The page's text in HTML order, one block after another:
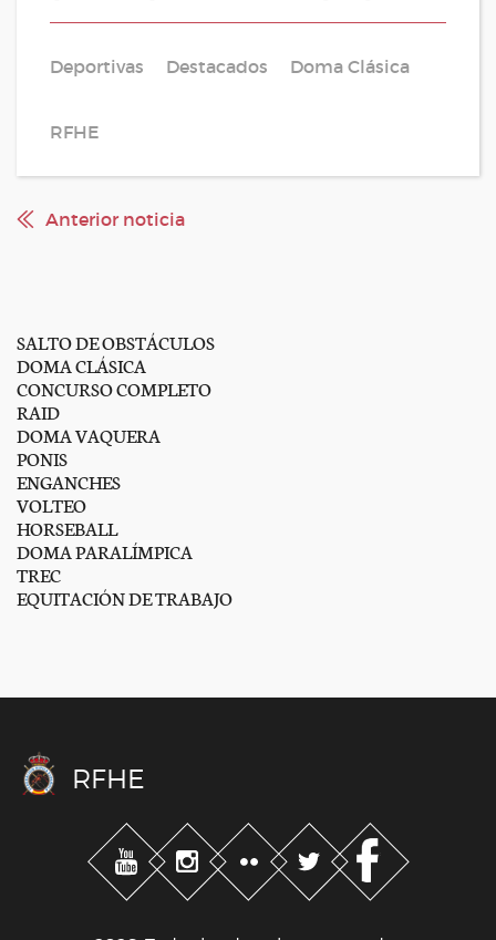
Deportivas Destacados Doma Clásica
RFHE
Anterior noticia
SALTO DE OBSTÁCULOS
DOMA CLÁSICA
CONCURSO COMPLETO
RAID
DOMA VAQUERA
PONIS
ENGANCHES
VOLTEO
HORSEBALL
DOMA PARALÍMPICA
TREC
EQUITACIÓN DE TRABAJO
RFHE